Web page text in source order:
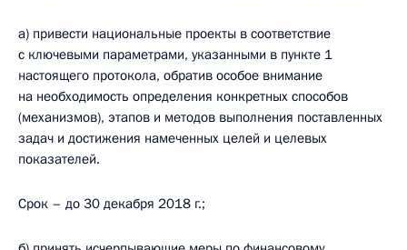
а) привести национальные проекты в соответствие
с ключевыми параметрами, указанными в пункте 1
настоящего протокола, обратив особое внимание
на необходимость определения конкретных способов
(механизмов), этапов и методов выполнения поставленных
задач и достижения намеченных целей и целевых
показателей.
Срок – до 30 декабря 2018 г.;